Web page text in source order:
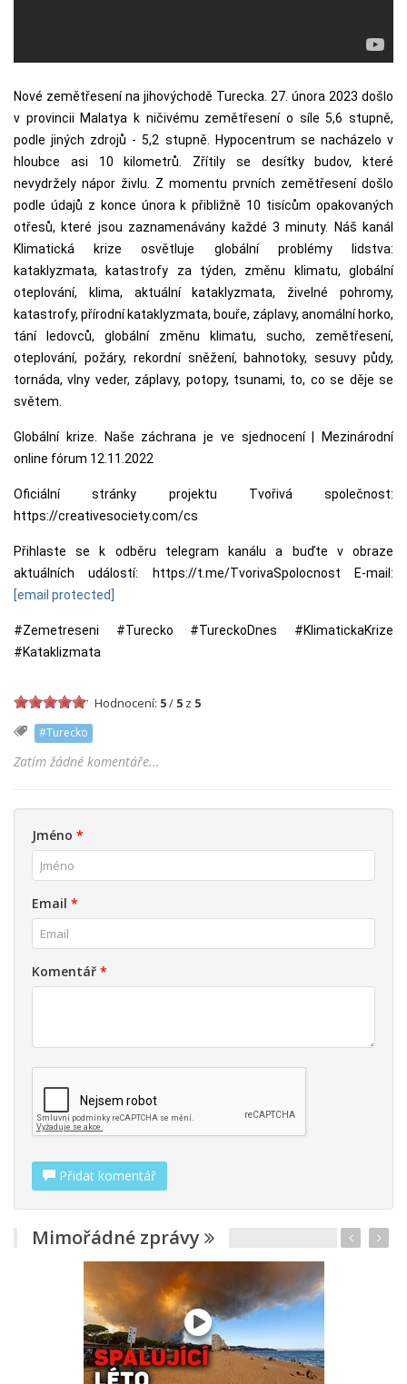
Nové zemětřesení na jihovýchodě Turecka. 27. února 2023 došlo
v provincii Malatya k ničivému zemětřesení o síle 5,6 stupně,
podle jiných zdrojů - 5,2 stupně. Hypocentrum se nacházelo v
hloubce asi 10 kilometrů. Zřítily se desítky budov, které
nevydržely nápor živlu. Z momentu prvních zemětřesení došlo
podle údajů z konce února k přibližně 10 tisícům opakovaných
otřesů, které jsou zaznamenávány každé 3 minuty. Náš kanál
Klimatická krize osvětluje globální problémy lidstva:
kataklyzmata, katastrofy za týden, změnu klimatu, globální
oteplování, klima, aktuální kataklyzmata, živelné pohromy,
katastrofy, přírodní kataklyzmata, bouře, záplavy, anomální horko,
tání ledovců, globální změnu klimatu, sucho, zemětřesení,
oteplování, požáry, rekordní sněžení, bahnotoky, sesuvy půdy,
tornáda, vlny veder, záplavy, potopy, tsunami, to, co se děje se
světem.
Globální krize. Naše záchrana je ve sjednocení | Mezinárodní
online fórum 12.11.2022
Oficiální stránky projektu Tvořivá společnost:
https://creativesociety.com/cs
Přihlaste se k odběru telegram kanálu a buďte v obraze
aktuálních událostí: https://t.me/TvorivaSpolocnost E-mail:
[email protected]
#Zemetreseni #Turecko #TureckoDnes
#KlimatickaKrize
#Kataklizmata
Hodnocení: 5/ 5 z 5
#Turecko
Zatím žádné komentáře...
Jméno *
Email *
Komentář *
Přidat komentář
Mimořádné zprávy